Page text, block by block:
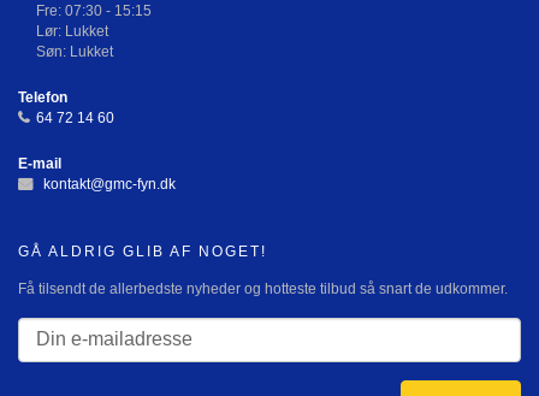
Fre: 07:30 - 15:15
Lør: Lukket
Søn: Lukket
Telefon
64 72 14 60
E-mail
kontakt@gmc-fyn.dk
GÅ ALDRIG GLIB AF NOGET!
Få tilsendt de allerbedste nyheder og hotteste tilbud så snart de udkommer.